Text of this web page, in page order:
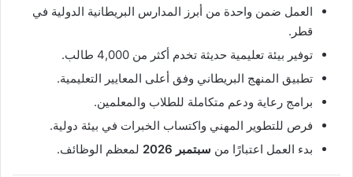
العمل ضمن واحدة من أبرز المدارس البريطانية الدولية في
قطر.
توفير بيئة تعليمية حديثة تخدم أكثر من 4,000 طالب.
تطبيق المنهج البريطاني وفق أعلى المعايير التعليمية.
برامج رعاية ودعم متكاملة للطلاب والمعلمين.
فرص للتطوير المهني واكتساب الخبرات في بيئة دولية.
بدء العمل اعتبارًا من سبتمبر 2026 لمعظم الوظائف.